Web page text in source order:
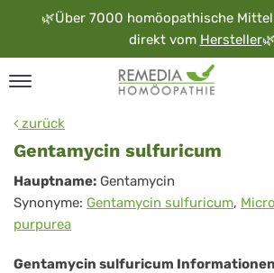
🌿Über 7000 homöopathische
direkt vom Hersteller🌿
zurück
Gentamycin sulfuricum
Gentamycin
sulfuricum
Hauptname: Gentamycin
Synonyme: Gentamycin sulfuricum,
purpurea
Gentamycin sulfuricum Informationen